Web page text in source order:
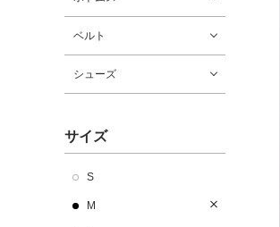
ベルト
シューズ
サイズ
S
M